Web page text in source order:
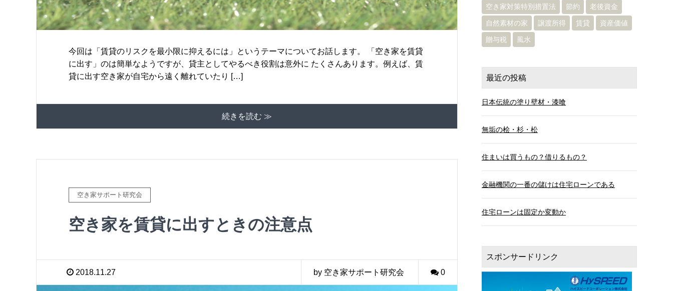
今回は「賃貸のリスクを最小限に抑えるには」というテーマについてお話します。 「空き家を賃貸
に出す」のは簡単なようですが、貸主としてやるべき役割は意外に たくさんあります。例えば、賃
貸に出す空き家が自宅から遠く離れていたり […]
続きを読む ≫
空き家サポート研究会
空き家を賃貸に出すときの注意点
2018.11.27 by 空き家サポート研究会 0
空き家対策特別措置法 節約 老後資金
自然素材の家 譲渡所得 賃貸 資産価値
贈与税 風水
最近の投稿
日本伝統の塗り壁材・漆喰
無垢の桧・杉・松
住まいは買うもの？借りるもの？
金融機関の一番の儲けは住宅ローンである
住宅ローンは固定か変動か
スポンサードリンク